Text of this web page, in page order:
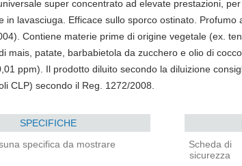
super concentrato ad elevate prestazioni,
in lavasciuga. Efficace sullo sporco ostinato. Profumo
Contiene materie prime di origine vegetale (ex.
mais, patate, barbabietola da zucchero e olio di
ppm). Il prodotto diluito secondo la diluizione
CLP) secondo il Reg. 1272/2008.
SPECIFICHE
specifica da mostrare
Scheda di
sicurezza